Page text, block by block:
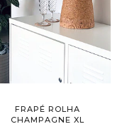
FRAPÉ ROLHA
CHAMPAGNE XL